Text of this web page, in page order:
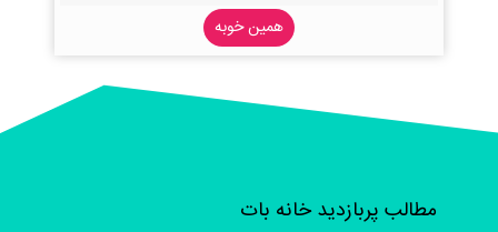
همین خوبه
مطالب پربازدید خانه بات